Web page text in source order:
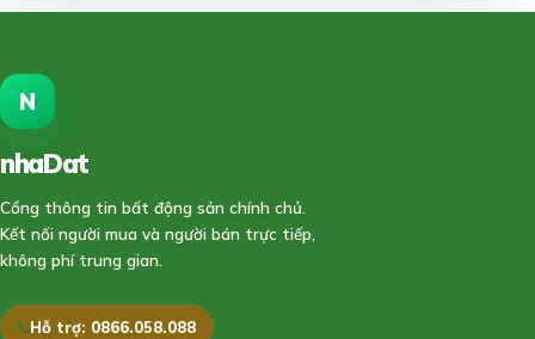
N
nhaDat
Cổng thông tin bất động sản chính chủ.
Kết nối người mua và người bán trực tiếp,
không phí trung gian.
Hỗ trợ: 0866.058.088